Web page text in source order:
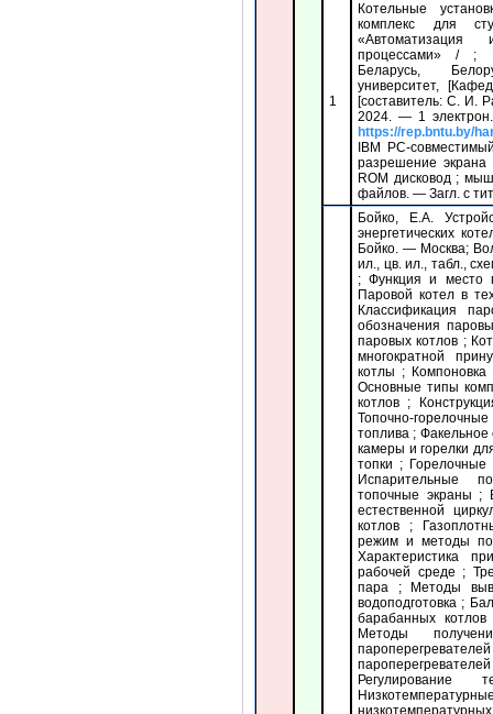
1
Котельные
комплекс для
«Автоматизация
процессами» / ;
Беларусь,
университет,
[составитель: С. И.
2024. — 1
https://rep.bntu.by/
IBM PC-
разрешение
ROM дисковод ;
файлов. — Загл. с
Бойко, Е.А.
энергетических
Бойко. — Москва;
ил., цв. ил., табл.,
; Функция и место
Паровой котел в
Классификация
обозначения
паровых котлов ;
многократной
котлы ; Компоновка
Основные типы
котлов ;
Топочно-
топлива ;
камеры и горелки
топки ; Горелочные
Испарительные
топочные экраны ;
естественной
котлов ;
режим и методы
Характеристика
рабочей среде ;
пара ; Методы
водоподготовка ;
барабанных
Методы
Регулирование